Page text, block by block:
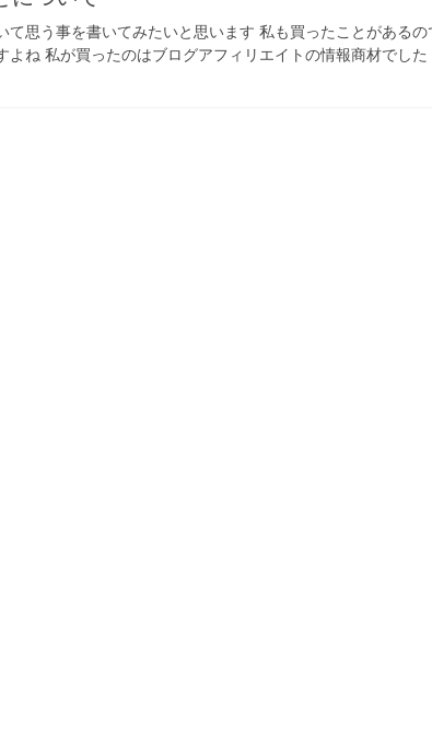
て思う事を書いてみたいと思います 私も買ったことがあるの
よね 私が買ったのはブログアフィリエイトの情報商材でした